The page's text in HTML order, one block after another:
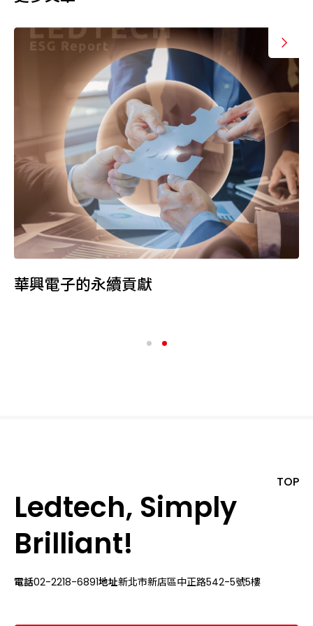
華興電子的永續貢獻
Ledtech, Simply
Brilliant!
電話02-2218-6891地址新北市新店區中正路542-5號5樓
TOP